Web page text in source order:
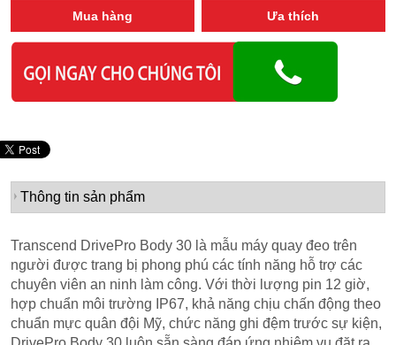
Mua hàng Ưa thích
Thông tin sản phẩm
Transcend DrivePro Body 30 là mẫu máy quay đeo trên
người được trang bị phong phú các tính năng hỗ trợ các
chuyên viên an ninh làm công. Với thời lượng pin 12 giờ,
hợp chuẩn môi trường IP67, khả năng chịu chấn động theo
chuẩn mực quân đội Mỹ, chức năng ghi đệm trước sự kiện,